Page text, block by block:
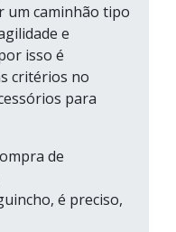
um caminhão tipo
e
isso é
critérios no
para
de
é preciso,